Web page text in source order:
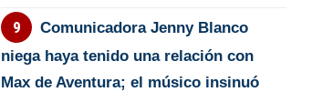
Comunicadora Jenny Blanco
niega haya tenido una relación con
Max de Aventura; el músico insinuó